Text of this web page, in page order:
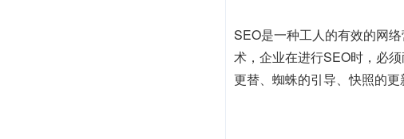
SEO是一种工人的有效的网
术，企业在进行SEO时，必
更替、蜘蛛的引导、快照的更